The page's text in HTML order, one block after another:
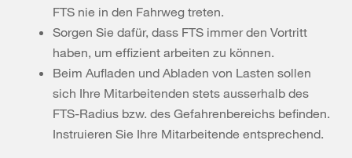
FTS nie in den Fahrweg treten.
Sorgen Sie dafür, dass FTS immer den Vortritt
haben, um effizient arbeiten zu können.
Beim Aufladen und Abladen von Lasten sollen
sich Ihre Mitarbeitenden stets ausserhalb des
FTS-Radius bzw. des Gefahrenbereichs befinden.
Instruieren Sie Ihre Mitarbeitende entsprechend.